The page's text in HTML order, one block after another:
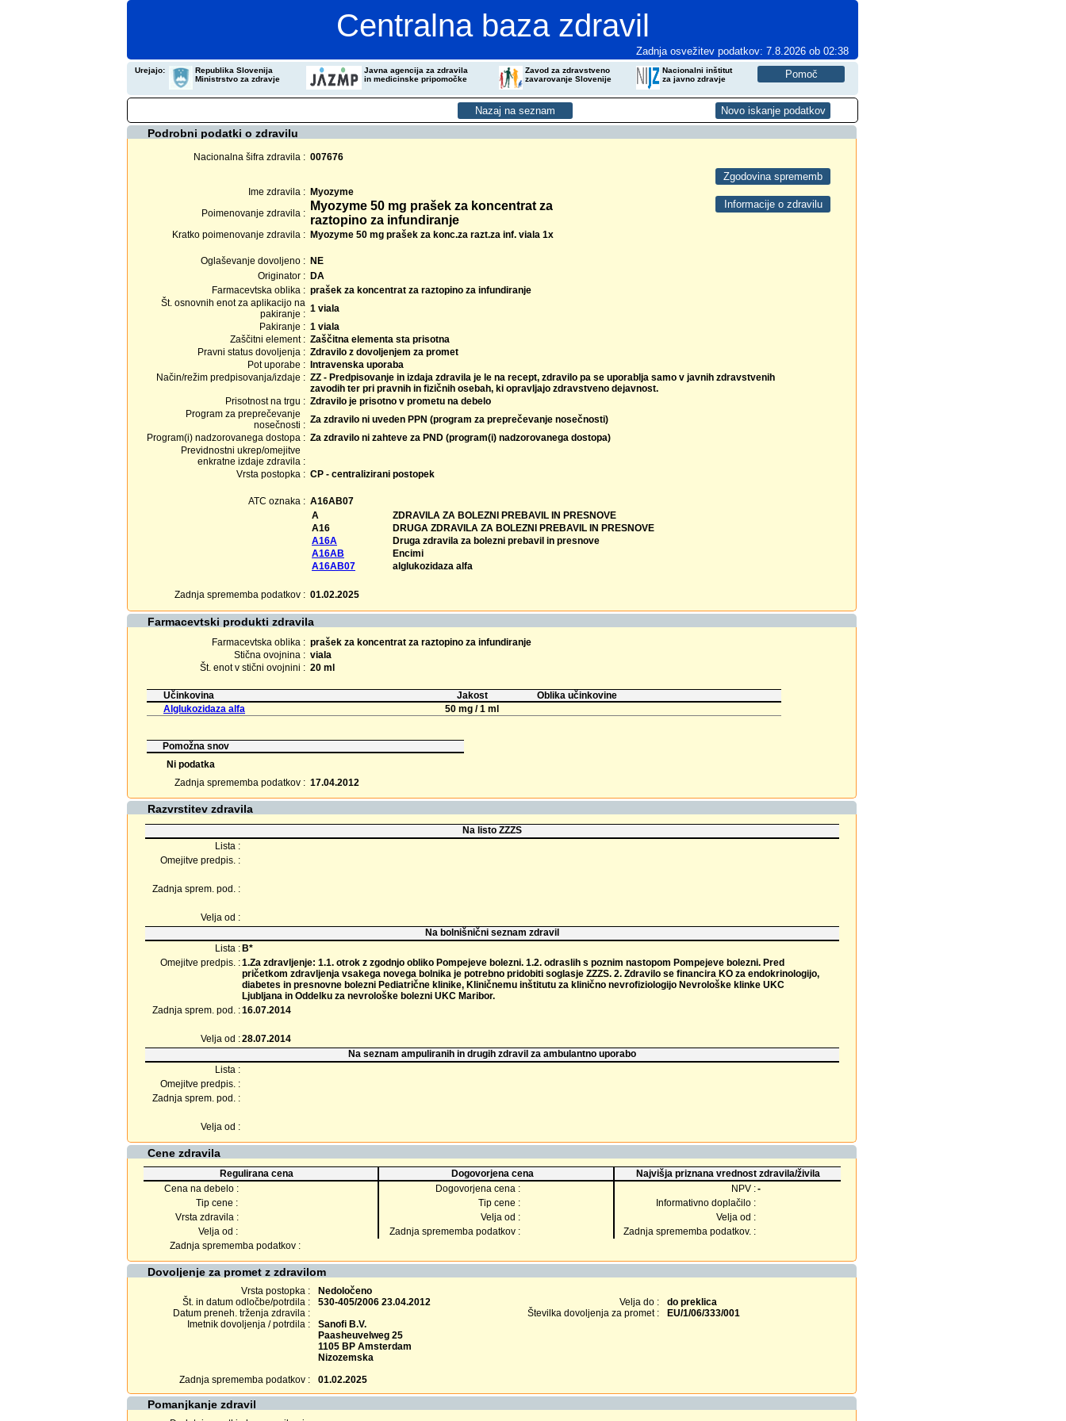
Centralna baza zdravil
Zadnja osvežitev podatkov: 7.8.2026 ob 02:38
Urejajo:
Republika Slovenija
Ministrstvo za zdravje
Javna agencija za zdravila
in medicinske pripomočke
Zavod za zdravstveno
zavarovanje Slovenije
Nacionalni inštitut
za javno zdravje
Podrobni podatki o zdravilu
Nacionalna šifra zdravila : 007676
Ime zdravila : Myozyme
Poimenovanje zdravila :
Myozyme 50 mg prašek za koncentrat za
raztopino za infundiranje
Kratko poimenovanje zdravila : Myozyme 50 mg prašek za konc.za razt.za inf. viala 1x
Oglaševanje dovoljeno : NE
Originator : DA
Farmacevtska oblika : prašek za koncentrat za raztopino za infundiranje
Št. osnovnih enot za aplikacijo na
pakiranje : 1 viala
Pakiranje : 1 viala
Zaščitni element : Zaščitna elementa sta prisotna
Pravni status dovoljenja : Zdravilo z dovoljenjem za promet
Pot uporabe :
Intravenska uporaba
Način/režim predpisovanja/izdaje : ZZ - Predpisovanje in izdaja zdravila je le na recept, zdravilo pa se uporablja samo v javnih zdravstvenih
zavodih ter pri pravnih in fizičnih osebah, ki opravljajo zdravstveno dejavnost.
Prisotnost na trgu : Zdravilo je prisotno v prometu na debelo
Program za preprečevanje
nosečnosti : Za zdravilo ni uveden PPN (program za preprečevanje nosečnosti)
Program(i) nadzorovanega dostopa : Za zdravilo ni zahteve za PND (program(i) nadzorovanega dostopa)
Previdnostni ukrep/omejitve
enkratne izdaje zdravila :
Vrsta postopka : CP - centralizirani postopek
ATC oznaka : A16AB07
A
ZDRAVILA ZA BOLEZNI PREBAVIL IN PRESNOVE
A16
DRUGA ZDRAVILA ZA BOLEZNI PREBAVIL IN PRESNOVE
A16A
Druga zdravila za bolezni prebavil in presnove
A16AB
Encimi
A16AB07
alglukozidaza alfa
Zadnja sprememba podatkov : 01.02.2025
Farmacevtski produkti zdravila
Farmacevtska oblika : prašek za koncentrat za raztopino za infundiranje
Stična ovojnina : viala
Št. enot v stični ovojnini : 20 ml
Učinkovina Jakost
Oblika učinkovine
Alglukozidaza alfa
50 mg / 1 ml
Pomožna snov
Ni podatka
Zadnja sprememba podatkov : 17.04.2012
Razvrstitev zdravila
Na listo ZZZS
Lista :
Omejitve predpis. :
Zadnja sprem. pod. :
Velja od :
Na bolnišnični seznam zdravil
Lista : B*
Omejitve predpis. :1.Za zdravljenje: 1.1. otrok z zgodnjo obliko Pompejeve bolezni. 1.2. odraslih s poznim nastopom Pompejeve bolezni. Pred
pričetkom zdravljenja vsakega novega bolnika je potrebno pridobiti soglasje ZZZS. 2. Zdravilo se financira KO za endokrinologijo,
diabetes in presnovne bolezni Pediatrične klinike, Kliničnemu inštitutu za klinično nevrofiziologijo Nevrološke klinke UKC
Ljubljana in Oddelku za nevrološke bolezni UKC Maribor.
Zadnja sprem. pod. :16.07.2014
Velja od :28.07.2014
Na seznam ampuliranih in drugih zdravil za ambulantno uporabo
Lista :
Omejitve predpis. :
Zadnja sprem. pod. :
Velja od :
Cene zdravila
Regulirana cena Dogovorjena cena
Najvišja priznana vrednost zdravila/živila
Cena na debelo :
Dogovorjena cena : NPV :-
Tip cene :
Tip cene :
Informativno doplačilo :
Vrsta zdravila :
Velja od :
Velja od :
Velja od :
Zadnja sprememba podatkov :
Zadnja sprememba podatkov. :
Zadnja sprememba podatkov :
Dovoljenje za promet z zdravilom
Vrsta postopka :
Nedoločeno
Št. in datum odločbe/potrdila :
530-405/2006 23.04.2012 Velja do :
do preklica
Datum preneh. trženja zdravila :
Številka dovoljenja za promet :
EU/1/06/333/001
Imetnik dovoljenja / potrdila :
Sanofi B.V.
Paasheuvelweg 25
1105 BP Amsterdam
Nizozemska
Zadnja sprememba podatkov :
01.02.2025
Pomanjkanje zdravil